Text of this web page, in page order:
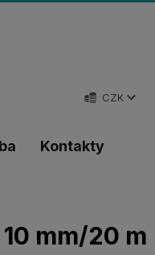
Kontakty
CZK
mm/20 m